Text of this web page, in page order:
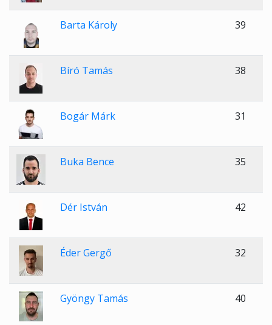
Barta Károly 39
Bíró Tamás 38
Bogár Márk 31
Buka Bence 35
Dér István 42
Éder Gergő 32
Gyöngy Tamás 40